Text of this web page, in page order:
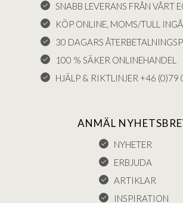
SNABB LEVERANS FRÅN VÅRT
KÖP ONLINE, MOMS/TULL
30 DAGARS
100 % SÄKER ONLINEHANDEL
HJÄLP & RIKTLINJER +46
ANMÄL
NYHETER
ERBJUDA
ARTIKLAR
INSPIRATION